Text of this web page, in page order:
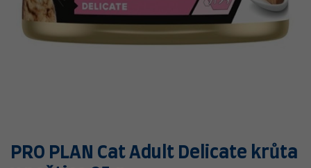
PRO PLAN Cat Adult Delicate krůta